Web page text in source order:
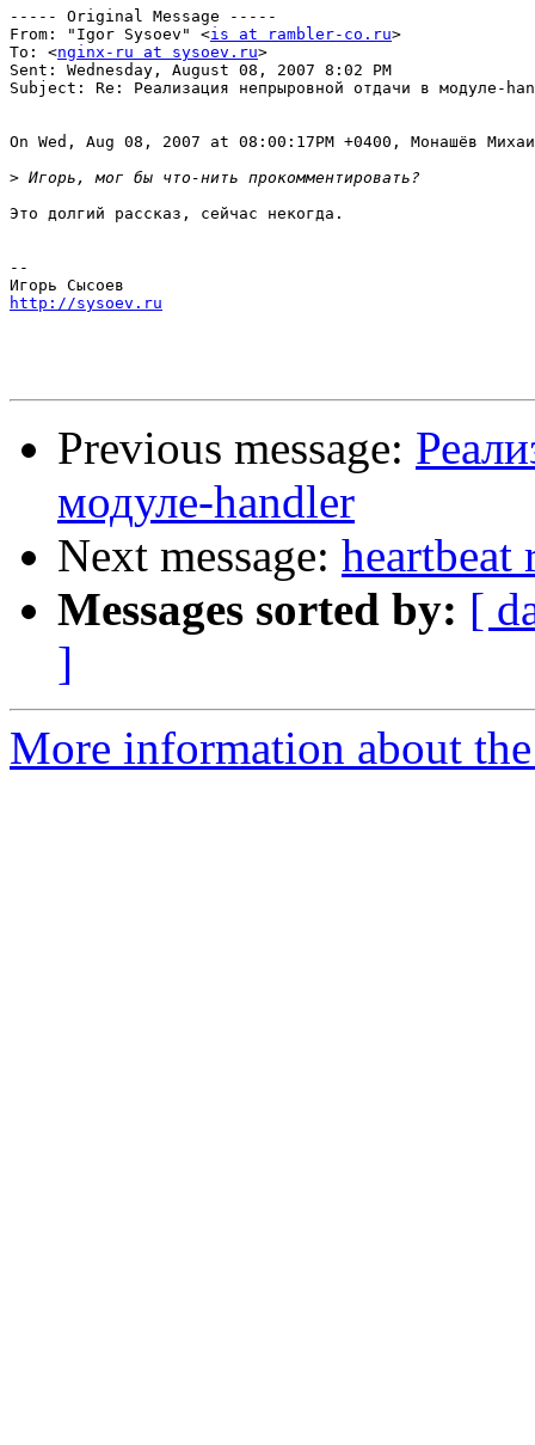
----- Original Message -----
From: "Igor Sysoev" <is at rambler-co.ru>
To: <nginx-ru at sysoev.ru>
Sent: Wednesday, August 08, 2007 8:02 PM
Subject: Re: Реализация непрыровной отдачи в модуле-
On Wed, Aug 08, 2007 at 08:00:17PM +0400, Монашёв
>
Это долгий рассказ, сейчас некогда.
--
http://sysoev.ru
Previous message:
модуле-handler
Next message: heartbeat
Messages sorted by: [
]
More information about